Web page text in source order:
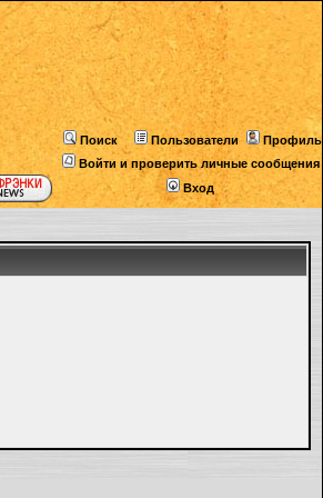
Поиск Пользователи
Профиль
Войти и проверить личные сообщения
Вход